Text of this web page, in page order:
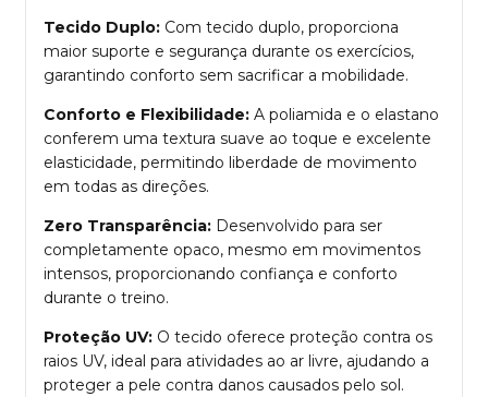
Tecido Duplo: Com tecido duplo, proporciona
maior suporte e segurança durante os exercícios,
garantindo conforto sem sacrificar a mobilidade.
Conforto e Flexibilidade: A poliamida e o elastano
conferem uma textura suave ao toque e excelente
elasticidade, permitindo liberdade de movimento
em todas as direções.
Zero Transparência: Desenvolvido para ser
completamente opaco, mesmo em movimentos
intensos, proporcionando confiança e conforto
durante o treino.
Proteção UV: O tecido oferece proteção contra os
raios UV, ideal para atividades ao ar livre, ajudando a
proteger a pele contra danos causados pelo sol.